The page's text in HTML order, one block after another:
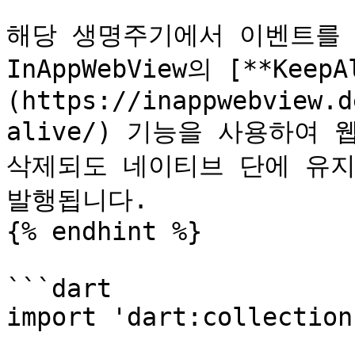
해당 생명주기에서 이벤트
InAppWebView의
(https://
alive/) 기능을 사용하여 웹
삭제되도 네이티브 단에 유
발행됩니다.
{% endhint %}
```dart
import